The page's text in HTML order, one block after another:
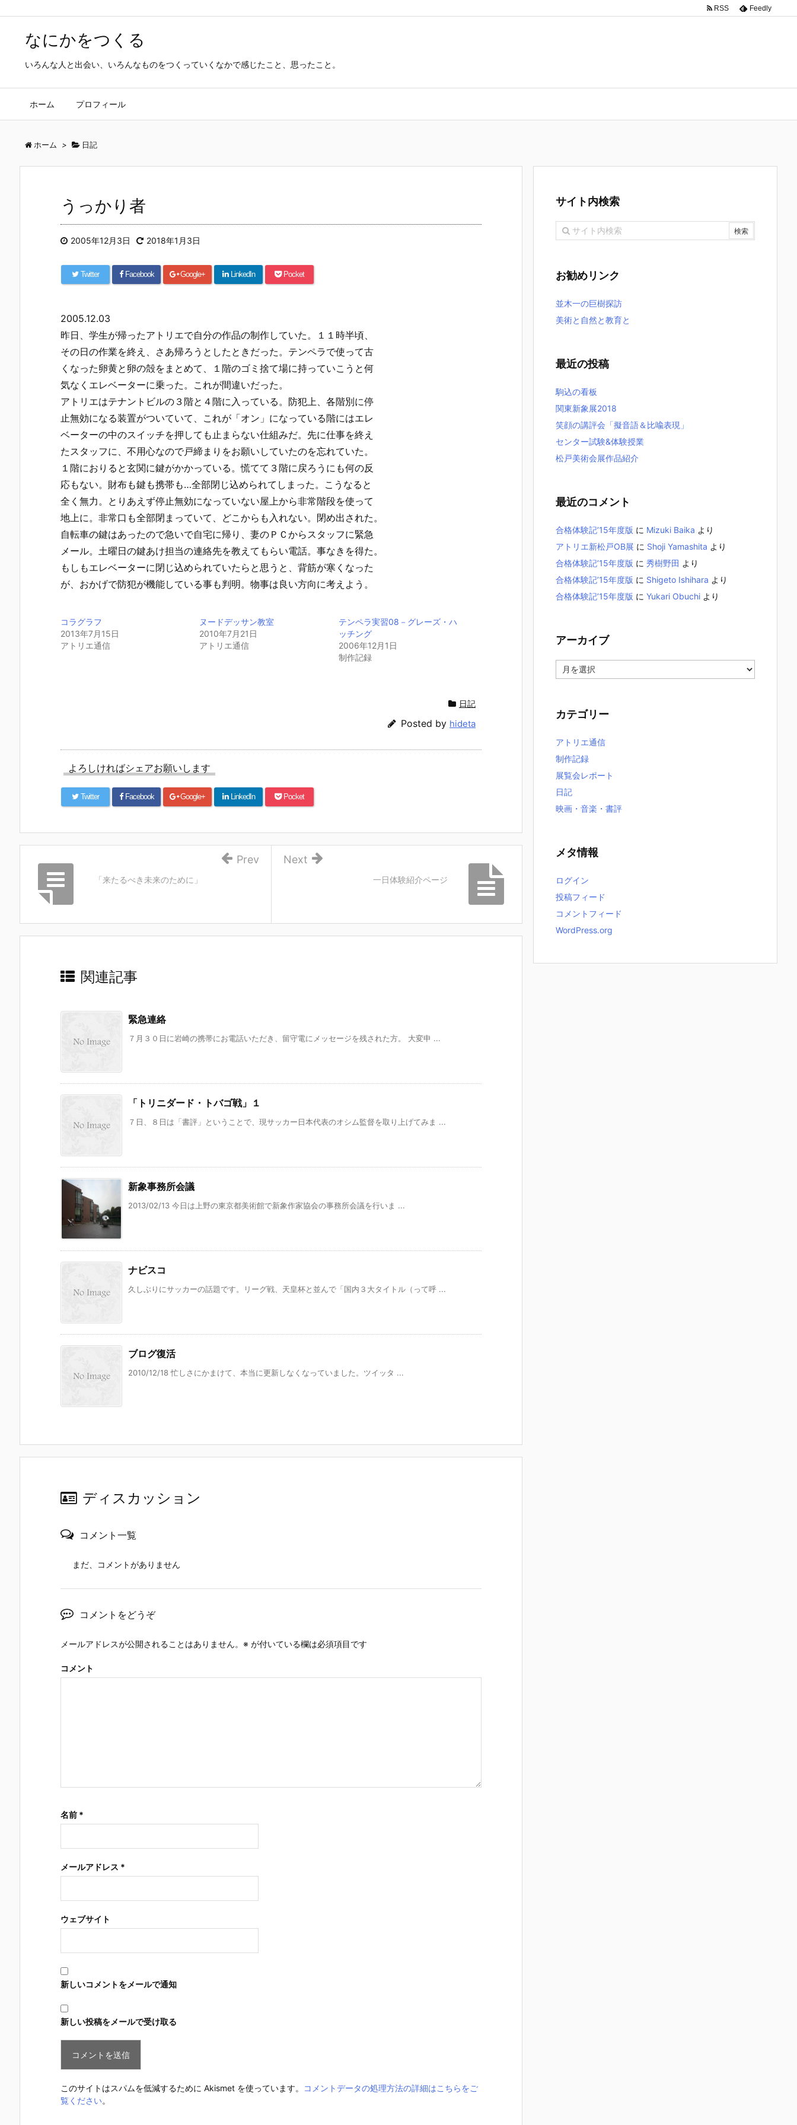
なにかをつくる
いろんな人と出会い、いろんなものをつくっていくなかで感じたこと、思ったこと。
ホーム プロフィール
RSS Feedly
ホーム > 日記
うっかり者
2005年12月3日 2018年1月3日
Twitter Facebook Google+ LinkedIn Pocket
2005.12.03
昨日、学生が帰ったアトリエで自分の作品の制作していた。１１時半頃、
その日の作業を終え、さあ帰ろうとしたときだった。テンペラで使って古
くなった卵黄と卵の殻をまとめて、１階のゴミ捨て場に持っていこうと何
気なくエレベーターに乗った。これが間違いだった。
アトリエはテナントビルの３階と４階に入っている。防犯上、各階別に停
止無効になる装置がついていて、これが「オン」になっている階にはエレ
ベーターの中のスイッチを押しても止まらない仕組みだ。先に仕事を終え
たスタッフに、不用心なので戸締まりをお願いしていたのを忘れていた。
１階におりると玄関に鍵がかかっている。慌てて３階に戻ろうにも何の反
応もない。財布も鍵も携帯も…全部閉じ込められてしまった。こうなると
全く無力。とりあえず停止無効になっていない屋上から非常階段を使って
地上に。非常口も全部閉まっていて、どこからも入れない。閉め出された。
自転車の鍵はあったので急いで自宅に帰り、妻のＰＣからスタッフに緊急
メール。土曜日の鍵あけ担当の連絡先を教えてもらい電話。事なきを得た。
もしもエレベーターに閉じ込められていたらと思うと、背筋が寒くなった
が、おかげで防犯が機能している事も判明。物事は良い方向に考えよう。
コラグラフ
2013年7月15日
アトリエ通信
ヌードデッサン教室
2010年7月21日
アトリエ通信
テンペラ実習08－グレーズ・ハ
ッチング
2006年12月1日
制作記録
日記
Posted by hideta
よろしければシェアお願いします
Twitter Facebook Google+ LinkedIn Pocket
一日体験紹介ページ
Next
「来たるべき未来のために」
Prev
関連記事
緊急連絡
７月３０日に岩崎の携帯にお電話いただき、留守電にメッセージを残された方。 大変申 ...
「トリニダード・トバゴ戦」１
７日、８日は「書評」ということで、現サッカー日本代表のオシム監督を取り上げてみま ...
新象事務所会議
2013/02/13 今日は上野の東京都美術館で新象作家協会の事務所会議を行いま ...
ナビスコ
久しぶりにサッカーの話題です。リーグ戦、天皇杯と並んで「国内３大タイトル（って呼 ...
ブログ復活
2010/12/18 忙しさにかまけて、本当に更新しなくなっていました。ツイッタ ...
ディスカッション
コメント一覧
まだ、コメントがありません
コメントをどうぞ
メールアドレスが公開されることはありません。 ※ が付いている欄は必須項目です
コメント
名前 *
メールアドレス *
ウェブサイト
新しいコメントをメールで通知
新しい投稿をメールで受け取る
このサイトはスパムを低減するために Akismet を使っています。
コメントデータの処理方法の詳細はこちらをご
覧ください。
サイト内検索
お勧めリンク
並木一の巨樹探訪
美術と自然と教育と
最近の投稿
駒込の看板
関東新象展2018
笑顔の講評会「擬音語＆比喩表現」
センター試験&体験授業
松戸美術会展作品紹介
最近のコメント
合格体験記’15年度版 に Mizuki Baika より
アトリエ新松戸OB展 に Shoji Yamashita より
合格体験記’15年度版 に 秀樹野田 より
合格体験記’15年度版 に Shigeto Ishihara より
合格体験記’15年度版 に Yukari Obuchi より
アーカイブ
ー
ブ
カテゴリー
アトリエ通信
制作記録
展覧会レポート
日記
映画・音楽・書評
メタ情報
ログイン
投稿フィード
コメントフィード
WordPress.org